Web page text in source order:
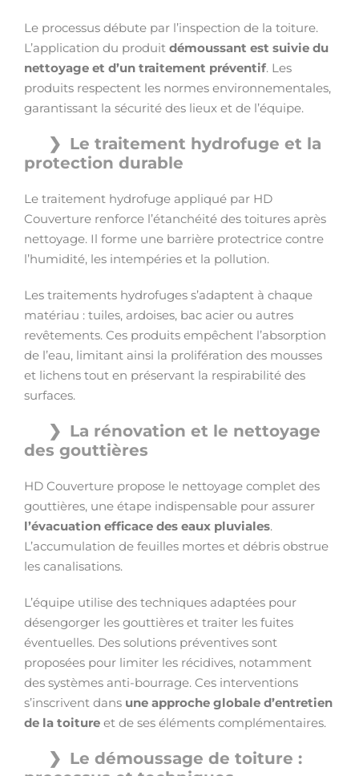
Le processus débute par l’inspection de la toiture.
L’application du produit démoussant est suivie du
nettoyage et d’un traitement préventif. Les
produits respectent les normes environnementales,
garantissant la sécurité des lieux et de l’équipe.
Le traitement hydrofuge et la
protection durable
Le traitement hydrofuge appliqué par HD
Couverture renforce l’étanchéité des toitures après
nettoyage. Il forme une barrière protectrice contre
l’humidité, les intempéries et la pollution.
Les traitements hydrofuges s’adaptent à chaque
matériau : tuiles, ardoises, bac acier ou autres
revêtements. Ces produits empêchent l’absorption
de l’eau, limitant ainsi la prolifération des mousses
et lichens tout en préservant la respirabilité des
surfaces.
La rénovation et le nettoyage
des gouttières
HD Couverture propose le nettoyage complet des
gouttières, une étape indispensable pour assurer
l’évacuation efficace des eaux pluviales.
L’accumulation de feuilles mortes et débris obstrue
les canalisations.
L’équipe utilise des techniques adaptées pour
désengorger les gouttières et traiter les fuites
éventuelles. Des solutions préventives sont
proposées pour limiter les récidives, notamment
des systèmes anti-bourrage. Ces interventions
s’inscrivent dans une approche globale d’entretien
de la toiture et de ses éléments complémentaires.
Le démoussage de toiture :